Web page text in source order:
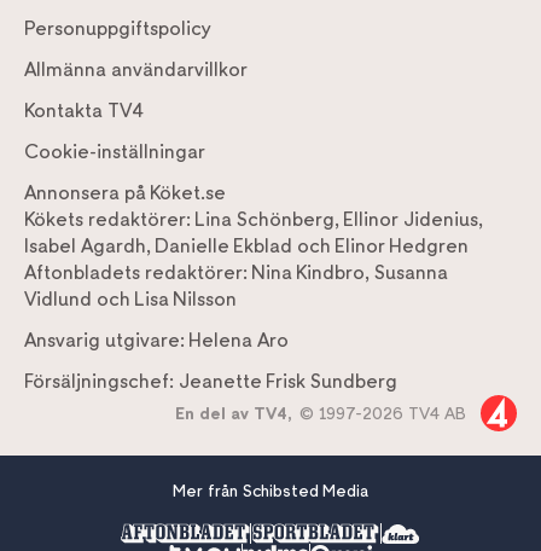
Personuppgiftspolicy
Allmänna användarvillkor
Kontakta TV4
Cookie-inställningar
Annonsera på Köket.se
Kökets redaktörer: Lina Schönberg, Ellinor Jidenius,
Isabel Agardh, Danielle Ekblad och Elinor Hedgren
Aftonbladets redaktörer: Nina Kindbro, Susanna
Vidlund och Lisa Nilsson
Ansvarig utgivare: Helena Aro
Försäljningschef: Jeanette Frisk Sundberg
En del av TV4, © 1997-2026 TV4 AB
Mer från Schibsted Media